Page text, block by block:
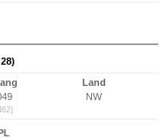
Land
NW